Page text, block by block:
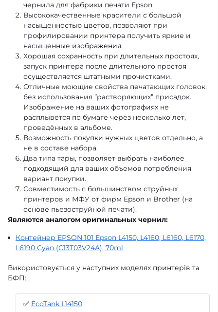
чернила для фабрики печати Epson.
Высококачественные красители с большой
насыщенностью цветов, позволяют при
профилировании принтера получить яркие и
насыщенные изображения.
Хорошая сохранность при длительных простоях,
запуск принтера после длительного простоя
осуществляется штатными прочистками.
Отличные моющие свойства печатающих головок,
без использования ”растворяющих” присадок.
Изображение на ваших фотографиях не
расплывётся по бумаге через несколько лет,
проведённых в альбоме.
Возможность покупки нужных цветов отдельно, а
не в составе набора.
Два типа тары, позволяет выбрать наиболее
подходящий для ваших объемов потребления
вариант покупки.
Совместимость с большинством струйных
принтеров и МФУ от фирм Epson и Brother (на
основе пьезоструйной печати).
Являются аналогом оригинальных чернил:
Контейнер EPSON 101 Epson L4150, L4160, L6160, L6170,
L6190 Cyan (C13T03V24A), 70ml
Використовується у наступних моделях принтерів та
БФП:
✅ EcoTank L14150